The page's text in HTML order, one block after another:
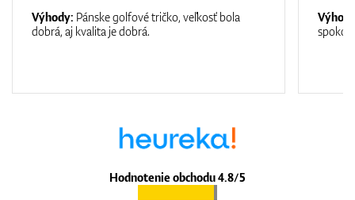
Hodnotenie obchodu 4.8/5
Výhody: Pánske golfové tričko, veľkosť bola
dobrá, aj kvalita je dobrá.